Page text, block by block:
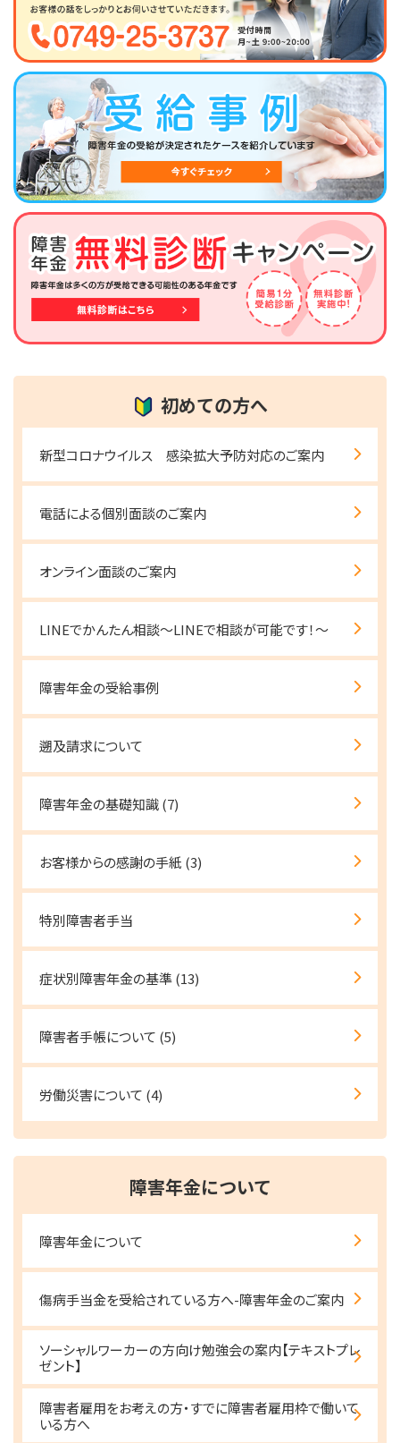
初めての方へ
新型コロナウイルス 感染拡大予防対応のご案内
電話による個別面談のご案内
オンライン面談のご案内
LINEでかんたん相談～LINEで相談が可能です！～
障害年金の受給事例
遡及請求について
障害年金の基礎知識(7)
お客様からの感謝の手紙 (3)
特別障害者手当
症状別障害年金の基準(13)
障害者手帳について (5)
労働災害について (4)
障害年金について
障害年金について
傷病手当金を受給されている方へ-障害年金のご案内
ソーシャルワーカーの方向け勉強会の案内【テキストプレ
ゼント】
障害者雇用をお考えの方・すでに障害者雇用枠で働いて
いる方へ